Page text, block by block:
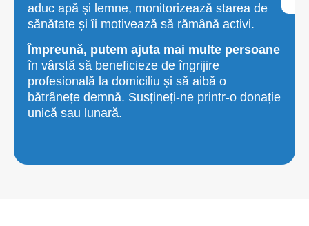
aduc apă și lemne, monitorizează starea de
sănătate și îi motivează să rămână activi.
Împreună, putem ajuta mai multe persoane
în vârstă să beneficieze de îngrijire
profesională la domiciliu și să aibă o
bătrânețe demnă. Susțineți-ne printr-o donație
unică sau lunară.